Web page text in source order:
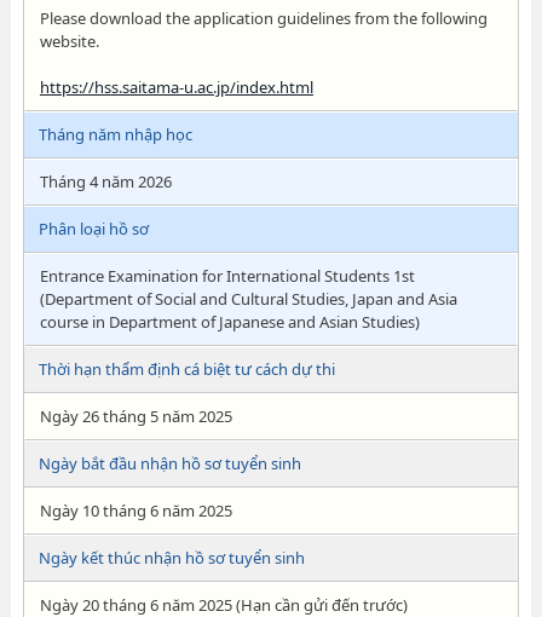
Please download the application guidelines from the following
website.
https://hss.saitama-u.ac.jp/index.html
Tháng năm nhập học
Tháng 4 năm 2026
Phân loại hồ sơ
Entrance Examination for International Students 1st
(Department of Social and Cultural Studies, Japan and Asia
course in Department of Japanese and Asian Studies)
Thời hạn thẩm định cá biệt tư cách dự thi
Ngày 26 tháng 5 năm 2025
Ngày bắt đầu nhận hồ sơ tuyển sinh
Ngày 10 tháng 6 năm 2025
Ngày kết thúc nhận hồ sơ tuyển sinh
Ngày 20 tháng 6 năm 2025 (Hạn cần gửi đến trước)